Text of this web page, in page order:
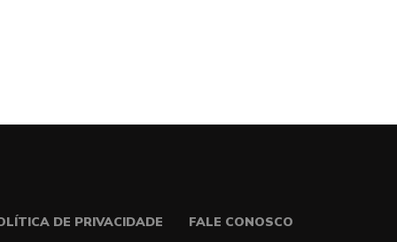
DE PRIVACIDADE FALE CONOSCO